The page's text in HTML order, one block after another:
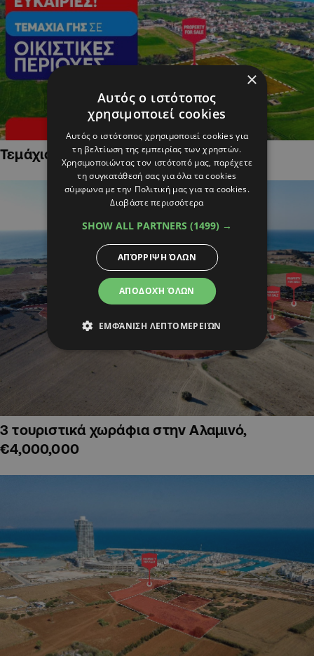
Τεμάχια Γης σε Οικιστικές Περιοχές
3 τουριστικά χωράφια στην Αλαμινό,
€4,000,000
×
Αυτός ο ιστότοπος
χρησιμοποιεί cookies
Αυτός ο ιστότοπος χρησιμοποιεί cookies για
τη βελτίωση της εμπειρίας των χρηστών.
Χρησιμοποιώντας τον ιστότοπό μας, παρέχετε
τη συγκατάθεσή σας για όλα τα cookies
σύμφωνα με την Πολιτική μας για τα cookies.
Διαβάστε περισσότερα
SHOW ALL PARTNERS (1499) →
ΑΠΟΔΟΧΉ ΌΛΩΝ
ΑΠΌΡΡΙΨΗ ΌΛΩΝ
ΕΜΦΆΝΙΣΗ ΛΕΠΤΟΜΕΡΕΙΏΝ